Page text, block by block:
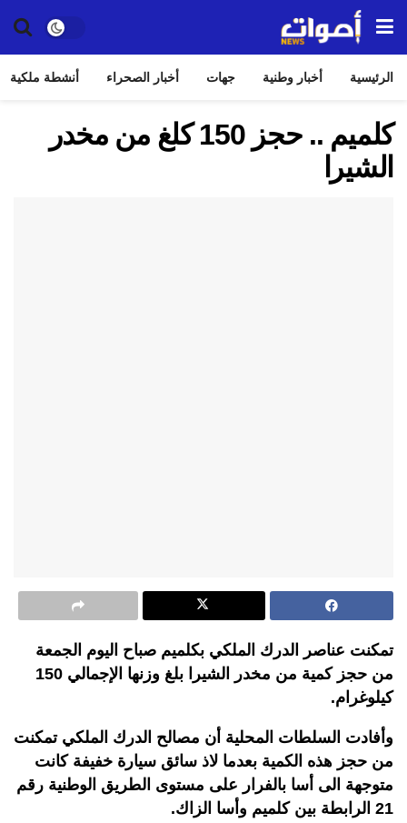
الرئيسية أخبار وطنية جهات أخبار الصحراء أنشطة ملكية
كلميم .. حجز 150 كلغ من مخدر
الشيرا
تمكنت عناصر الدرك الملكي بكلميم صباح اليوم الجمعة
من حجز كمية من مخدر الشيرا بلغ وزنها الإجمالي 150
كيلوغرام.
وأفادت السلطات المحلية أن مصالح الدرك الملكي تمكنت
من حجز هذه الكمية بعدما لاذ سائق سيارة خفيفة كانت
متوجهة الى أسا بالفرار على مستوى الطريق الوطنية رقم
21 الرابطة بين كلميم وأسا الزاك.